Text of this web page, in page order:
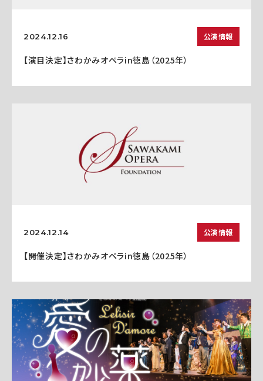
2024.12.16 公演情報
【演目決定】さわかみオペラin徳島（2025年）
2024.12.14 公演情報
【開催決定】さわかみオペラin徳島（2025年）